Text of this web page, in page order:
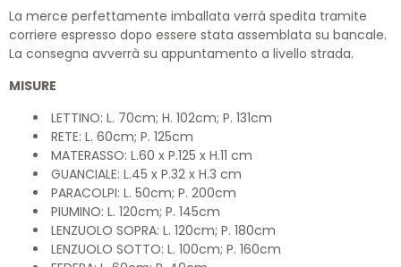
La merce perfettamente imballata verrà spedita tramite
corriere espresso dopo essere stata assemblata su bancale.
La consegna avverrà su appuntamento a livello strada.
MISURE
LETTINO: L. 70cm; H. 102cm; P. 131cm
RETE: L. 60cm; P. 125cm
MATERASSO: L.60 x P.125 x H.11 cm
GUANCIALE: L.45 x P.32 x H.3 cm
PARACOLPI: L. 50cm; P. 200cm
PIUMINO: L. 120cm; P. 145cm
LENZUOLO SOPRA: L. 120cm; P. 180cm
LENZUOLO SOTTO: L. 100cm; P. 160cm